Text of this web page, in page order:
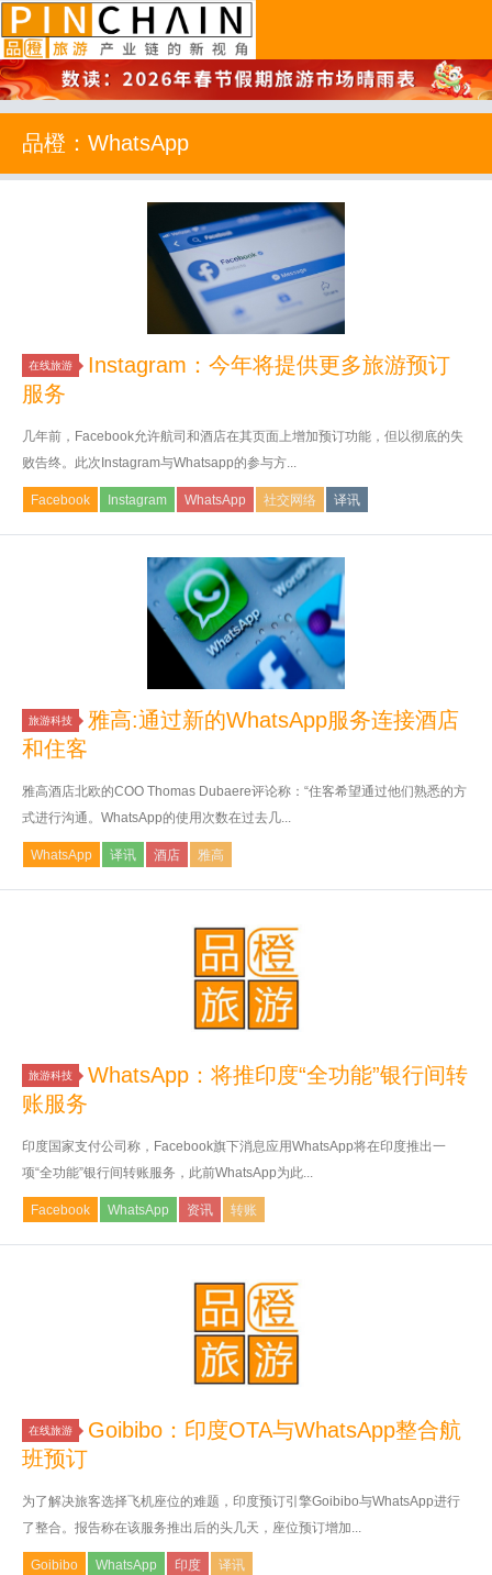
品橙旅游
品橙：WhatsApp
在线旅游
Instagram：今年将提供更多旅游预订
服务
几年前，Facebook允许航司和酒店在其页面上增加预订功能，但以彻底的失
败告终。此次Instagram与Whatsapp的参与方...
Facebook Instagram WhatsApp 社交网络 译讯
旅游科技
雅高:通过新的WhatsApp服务连接酒店
和住客
雅高酒店北欧的COO Thomas Dubaere评论称：“住客希望通过他们熟悉的方
式进行沟通。WhatsApp的使用次数在过去几...
WhatsApp 译讯 酒店 雅高
旅游科技
WhatsApp：将推印度“全功能”银行间转
账服务
印度国家支付公司称，Facebook旗下消息应用WhatsApp将在印度推出一
项“全功能”银行间转账服务，此前WhatsApp为此...
Facebook WhatsApp 资讯 转账
在线旅游
Goibibo：印度OTA与WhatsApp整合航
班预订
为了解决旅客选择飞机座位的难题，印度预订引擎Goibibo与WhatsApp进行
了整合。报告称在该服务推出后的头几天，座位预订增加...
Goibibo WhatsApp 印度 译讯